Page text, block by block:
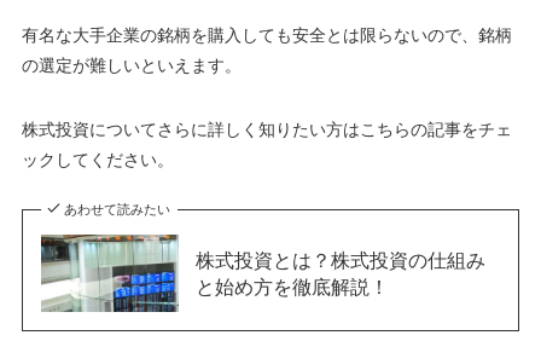
有名な大手企業の銘柄を購入しても安全とは限らないので、銘柄
の選定が難しいといえます。
株式投資についてさらに詳しく知りたい方はこちらの記事をチェ
ックしてください。
あわせて読みたい
株式投資とは？株式投資の仕組み
と始め方を徹底解説！